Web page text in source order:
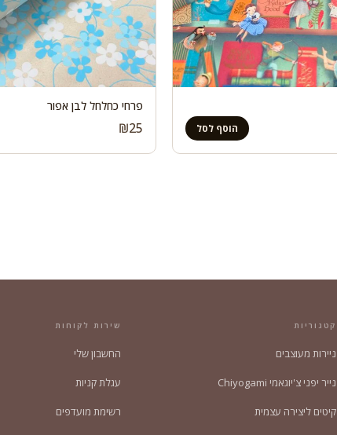
הוסף לסל
פרחי כחלחל לבן אפור
₪25
קטגוריות
ניירות מעוצבים
נייר יפני צ'יוגאמי Chiyogami
קיטים ליצירה עצמית
שירות לקוחות
החשבון שלי
עגלת קניות
רשימת מועדפים